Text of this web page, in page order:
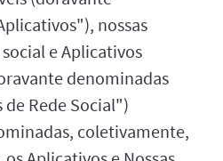
nossas
e Aplicativos
denominadas
de Rede Social")
coletivamente,